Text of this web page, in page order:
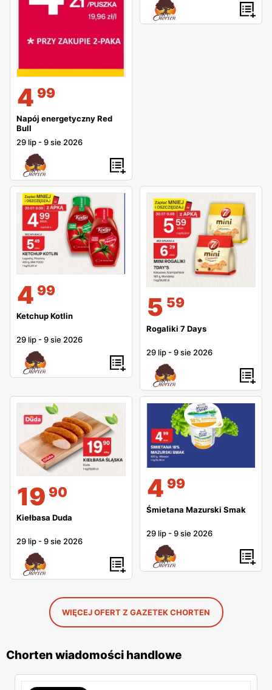
4 99
Napój energetyczny Red
Bull
29 lip -9 sie 2026
4 99
Ketchup Kotlin
29 lip -9 sie 2026
5 59
Rogaliki 7 Days
29 lip -9 sie 2026
19 90
Kiełbasa Duda
29 lip -9 sie 2026
4 99
Śmietana Mazurski Smak
29 lip -9 sie 2026
WIĘCEJ OFERT Z GAZETEK CHORTEN
Chorten wiadomości handlowe